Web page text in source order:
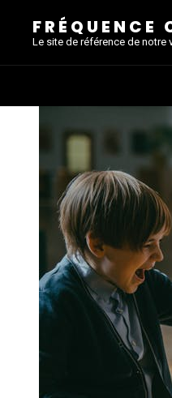
FRÉQUENCE
Le site de référence de notre